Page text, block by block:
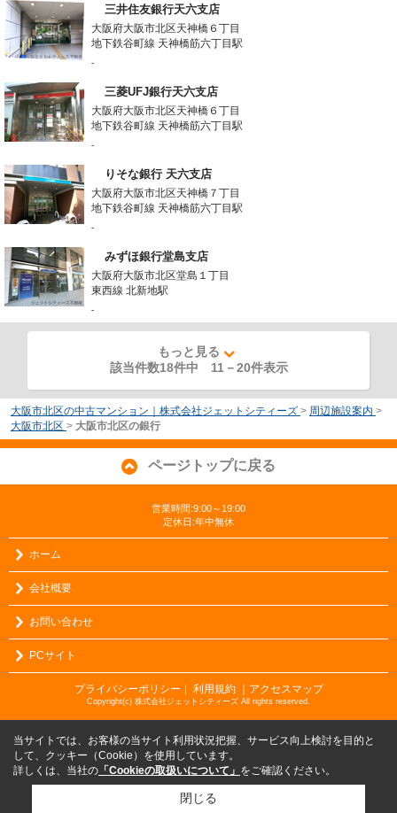
三井住友銀行天六支店
大阪府大阪市北区天神橋６丁目
地下鉄谷町線 天神橋筋六丁目駅
-
三菱UFJ銀行天六支店
大阪府大阪市北区天神橋６丁目
地下鉄谷町線 天神橋筋六丁目駅
-
りそな銀行 天六支店
大阪府大阪市北区天神橋７丁目
地下鉄谷町線 天神橋筋六丁目駅
-
みずほ銀行堂島支店
大阪府大阪市北区堂島１丁目
東西線 北新地駅
-
もっと見る
該当件数18件中 11 －20件表示
大阪市北区の中古マンション｜株式会社ジェットシティーズ > 周辺施設案内 >
大阪市北区 > 大阪市北区の銀行
ページトップに戻る
営業時間:9:00～19:00
定休日:年中無休
ホーム
会社概要
お問い合わせ
PCサイト
プライバシーポリシー ｜ 利用規約 ｜アクセスマップ
Copyright(c) 株式会社ジェットシティーズ All rights reserved.
当サイトでは、お客様の当サイト利用状況把握、サービス向上検討を目的と
して、クッキー（Cookie）を使用しています。
詳しくは、当社の 「Cookieの取扱いについて」 をご確認ください。
閉じる